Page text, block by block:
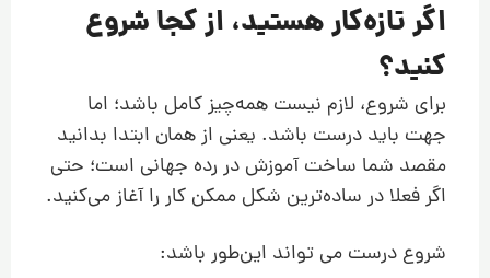
اگر تازه‌کار هستید، از کجا شروع
کنید؟
برای شروع، لازم نیست همه‌چیز کامل باشد؛ اما
جهت باید درست باشد. یعنی از همان ابتدا بدانید
مقصد شما ساخت آموزش در رده جهانی است؛ حتی
اگر فعلا در ساده‌ترین شکل ممکن کار را آغاز می‌کنید.
شروع درست می تواند این‌طور باشد: